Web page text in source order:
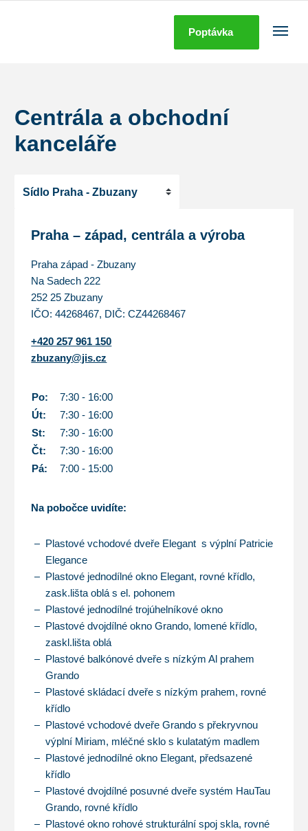
Poptávka
Centrála a obchodní
kanceláře
Praha – západ, centrála a výroba
Praha západ - Zbuzany
Na Sadech 222
252 25 Zbuzany
IČO: 44268467, DIČ: CZ44268467
+420 257 961 150
zbuzany@jis.cz
Po:
7:30 - 16:00
Út:
7:30 - 16:00
St:
7:30 - 16:00
Čt:
7:30 - 16:00
Pá:
7:00 - 15:00
Na pobočce uvidíte:
Plastové vchodové dveře Elegant s výplní Patricie
Elegance
Plastové jednodílné okno Elegant, rovné křídlo,
zask.lišta oblá s el. pohonem
Plastové jednodílné trojúhelníkové okno
Plastové dvojdílné okno Grando, lomené křídlo,
zaskl.lišta oblá
Plastové balkónové dveře s nízkým Al prahem
Grando
Plastové skládací dveře s nízkým prahem, rovné
křídlo
Plastové vchodové dveře Grando s překryvnou
výplní Miriam, mléčné sklo s kulatatým madlem
Plastové jednodílné okno Elegant, předsazené
křídlo
Plastové dvojdílné posuvné dveře systém HauTau
Grando, rovné křídlo
Plastové okno rohové strukturální spoj skla, rovné